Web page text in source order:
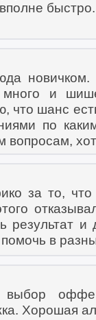
новичком.
много и
что шанс
по
вопросам,
за то,
результат
в
Хорошая